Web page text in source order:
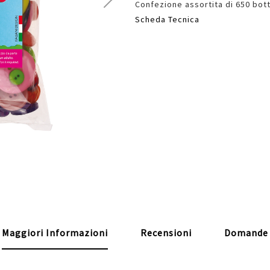
Confezione assortita di 650
Scheda Tecnica
Maggiori Informazioni Recensioni Domande